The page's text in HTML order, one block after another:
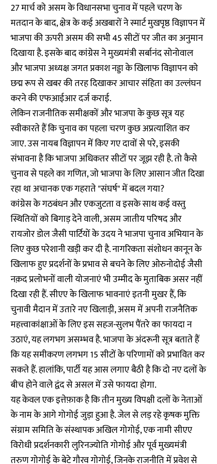
27 मार्च को असम के विधानसभा चुनाव में पहले चरण के
मतदान के बाद, क्षेत्र के कई अखबारों नेस्मार्ट मुखपृष्ठ विज्ञापनमें
भाजपा की ऊपरी असम की सभी 45 सीटों पर जीत का अनुमान
दिखाया है. इसके बाद कांग्रेस ने मुख्यमंत्री सर्बानंद सोनोवाल
और भाजपा अध्यक्ष जगत प्रकाश नड्डा के खिलाफ विज्ञापन को
छद्म रूप से खबर की तरह दिखाकर आचार संहिता का उल्लंघन
करने कीएफआईआर दर्जकराई.
लेकिन राजनीतिक समीक्षकों और भाजपा के कुछ सूत्र यह
स्वीकारते हैं कि चुनाव का पहला चरण कुछ अप्रत्याशित कर
जाए. उस नायब विज्ञापन में किए गए दावों से परे, इसकी
संभावना है कि भाजपा अधिकतर सीटों पर जूझ रही है. तो कैसे
चुनाव से पहले का गणित, जो भाजपा के लिए आसान जीत दिखा
रहा था अचानक एक गहराते "संघर्ष" में बदल गया?
कांग्रेस के गठबंधन और एकजुटता व इसके साथ कई वस्तु
स्थितियों को बिगाड़ देने वाली, असम जातीय परिषद और
रायजोर डोल जैसी पार्टियों के उदय ने भाजपा चुनाव अभियान के
लिए कुछ परेशानी खड़ी कर दी है. नागरिकता संशोधन कानून के
खिलाफ हुए प्रदर्शनों के प्रभाव से बचने के लिएओरुनोदोईजैसी
नक़द प्रलोभनों वाली योजनाएं भी उम्मीद के मुताबिक असर नहीं
दिखा रही हैं. सीएए के खिलाफ भावनाएं इतनी मुखर हैं, कि
चुनावी मैदान में उतारे नए खिलाड़ी, असम में अपनी राजनैतिक
महत्त्वाकांक्षाओं के लिए इस सहज-सुलभ पैंतरे का फायदा न
उठाएं, यह लगभग असम्भव है. भाजपा के अंदरूनी सूत्र बताते हैं
कि यह समीकरण लगभग 15 सीटों के परिणामों को प्रभावित कर
सकते हैं. हालांकि, पार्टी यह आस लगाए बैठी है कि दो नए दलों के
बीच होने वाले द्वंद से असल में उसे फायदा होगा.
यह केवल एक इत्तेफ़ाक है कि तीन मुख्य विपक्षी दलों के नेताओं
‌के नाम के आगे गोगोई जुड़ा हुआ है. जेल से लड़ रहे कृषक मुक्ति
संग्राम समिति के संस्थापक अखिल गोगोई, एक नामी सीएए
विरोधी प्रदर्शनकारी लुरिनज्योति गोगोई और पूर्व मुख्यमंत्री
तरुण गोगोई के बेटे गौरव गोगोई, जिनके राजनीति में प्रवेश से